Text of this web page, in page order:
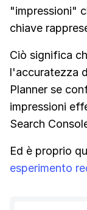
"impressioni"
chiave
Ciò significa
l'accuratezza
Planner se
impressioni
Search
Ed è proprio
esperimento